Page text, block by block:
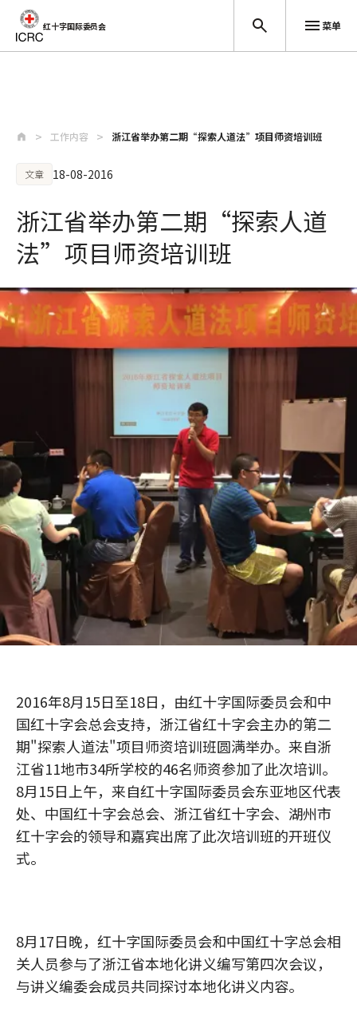
红十字国际委员会 菜单
工作内容 浙江省举办第二期“探索人道法”项目师资培训班
文章 18-08-2016
浙江省举办第二期“探索人道
法”项目师资培训班
2016年8月15日至18日，由红十字国际委员会和中
国红十字会总会支持，浙江省红十字会主办的第二
期"探索人道法"项目师资培训班圆满举办。来自浙
江省11地市34所学校的46名师资参加了此次培训。
8月15日上午，来自红十字国际委员会东亚地区代表
处、中国红十字会总会、浙江省红十字会、湖州市
红十字会的领导和嘉宾出席了此次培训班的开班仪
式。
8月17日晚，红十字国际委员会和中国红十字总会相
关人员参与了浙江省本地化讲义编写第四次会议，
与讲义编委会成员共同探讨本地化讲义内容。